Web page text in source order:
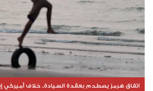
اتفاق هرمز يصطدم بعقدة السيادة.. خلاف أميركي